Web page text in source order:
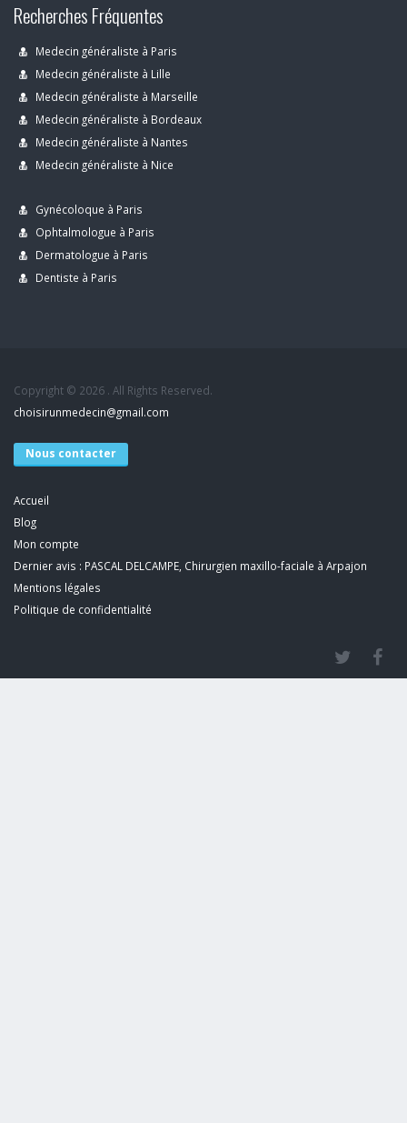
Recherches Fréquentes
Medecin généraliste à Paris
Medecin généraliste à Lille
Medecin généraliste à Marseille
Medecin généraliste à Bordeaux
Medecin généraliste à Nantes
Medecin généraliste à Nice
Gynécoloque à Paris
Ophtalmologue à Paris
Dermatologue à Paris
Dentiste à Paris
Copyright © 2026 . All Rights Reserved.
choisirunmedecin@gmail.com
Nous contacter
Accueil
Blog
Mon compte
Dernier avis : PASCAL DELCAMPE, Chirurgien maxillo-faciale à Arpajon
Mentions légales
Politique de confidentialité